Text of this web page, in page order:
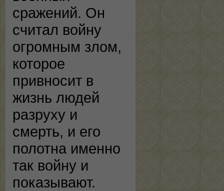
сражений. Он
считал войну
огромным злом,
которое
привносит в
жизнь людей
разруху и
смерть, и его
полотна именно
так войну и
показывают.